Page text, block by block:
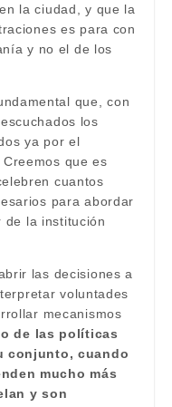
la ciudad, y que la
es para con
y no el de los
que, con
los
ya por el
que es
cuantos
para abordar
de la institución
las decisiones a
voluntades
mecanismos
de las políticas
conjunto, cuando
mucho más
y son